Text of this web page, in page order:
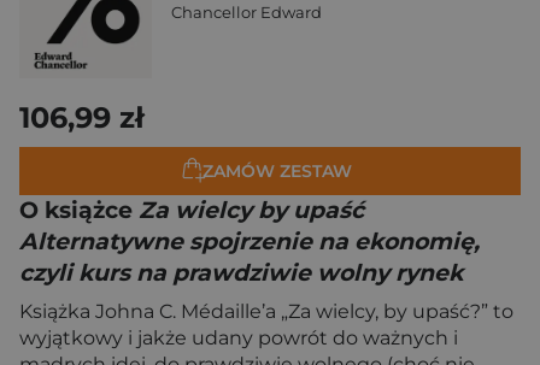
Chancellor Edward
106,99 zł
ZAMÓW ZESTAW
O książce Za wielcy by upaść
Alternatywne spojrzenie na ekonomię,
czyli kurs na prawdziwie wolny rynek
Książka Johna C. Médaille’a „Za wielcy, by upaść?” to
wyjątkowy i jakże udany powrót do ważnych i